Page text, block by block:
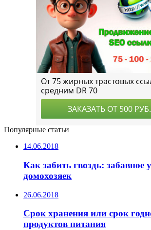
Популярные статьи
14.06.2018
Как забить гвоздь: забавное
домохозяек
26.06.2018
Срок хранения или срок
продуктов питания